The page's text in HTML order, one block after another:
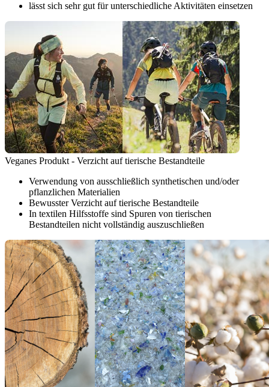
lässt sich sehr gut für unterschiedliche Aktivitäten einsetzen
Veganes Produkt - Verzicht auf tierische Bestandteile
Verwendung von ausschließlich synthetischen und/oder
pflanzlichen Materialien
Bewusster Verzicht auf tierische Bestandteile
In textilen Hilfsstoffe sind Spuren von tierischen
Bestandteilen nicht vollständig auszuschließen